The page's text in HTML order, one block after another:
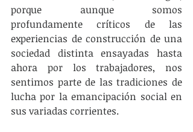
porque aunque somos
profundamente críticos de las
experiencias de construcción de una
sociedad distinta ensayadas hasta
ahora por los trabajadores, nos
sentimos parte de las tradiciones de
lucha por la emancipación social en
sus variadas corrientes.